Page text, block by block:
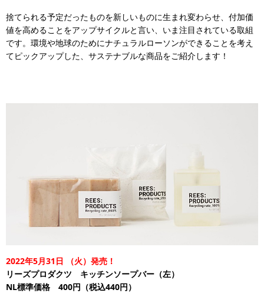
捨てられる予定だったものを新しいものに生まれ変わらせ、付加価
値を高めることをアップサイクルと言い、いま注目されている取組
です。環境や地球のためにナチュラルローソンができることを考え
てピックアップした、サステナブルな商品をご紹介します！
2022年5月31日
（火）発売！
リーズプロダクツ キッチンソープバー（左）
NL標準価格 400円（税込440円）